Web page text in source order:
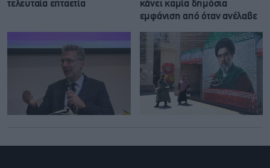
τελευταία επταετία
κάνει καμία δημόσια
εμφάνιση από όταν ανέλαβε